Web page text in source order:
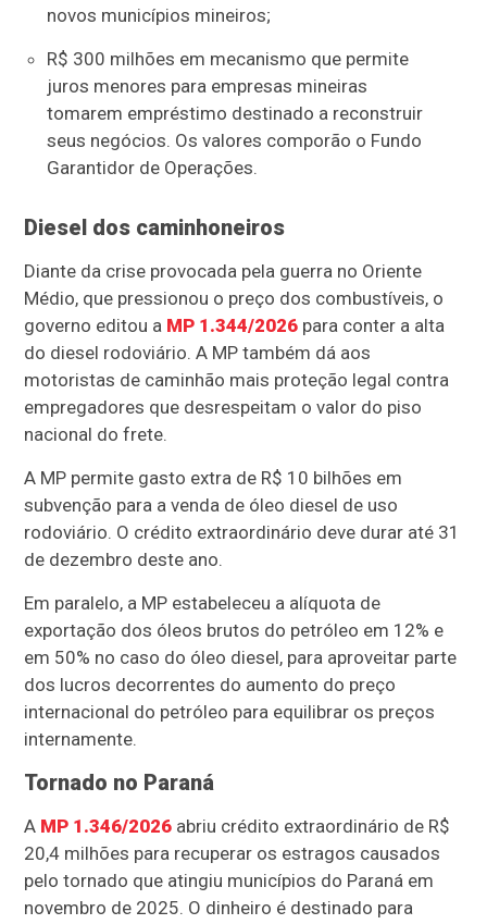
novos municípios mineiros;
R$ 300 milhões em mecanismo que permite
juros menores para empresas mineiras
tomarem empréstimo destinado a reconstruir
seus negócios. Os valores comporão o Fundo
Garantidor de Operações.
Diesel dos caminhoneiros
Diante da crise provocada pela guerra no Oriente
Médio, que pressionou o preço dos combustíveis, o
governo editou a MP 1.344/2026 para conter a alta
do diesel rodoviário. A MP também dá aos
motoristas de caminhão mais proteção legal contra
empregadores que desrespeitam o valor do piso
nacional do frete.
A MP permite gasto extra de R$ 10 bilhões em
subvenção para a venda de óleo diesel de uso
rodoviário. O crédito extraordinário deve durar até 31
de dezembro deste ano.
Em paralelo, a MP estabeleceu a alíquota de
exportação dos óleos brutos do petróleo em 12% e
em 50% no caso do óleo diesel, para aproveitar parte
dos lucros decorrentes do aumento do preço
internacional do petróleo para equilibrar os preços
internamente.
Tornado no Paraná
A MP 1.346/2026 abriu crédito extraordinário de R$
20,4 milhões para recuperar os estragos causados
pelo tornado que atingiu municípios do Paraná em
novembro de 2025. O dinheiro é destinado para